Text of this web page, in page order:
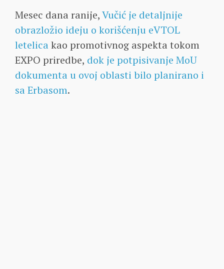
Mesec dana ranije,Vučić je detaljnije
obrazložio ideju o korišćenju eVTOL
letelicakao promotivnog aspekta tokom
EXPO priredbe, dok je potpisivanje MoU
dokumenta u ovoj oblasti bilo planirano i
sa Erbasom.